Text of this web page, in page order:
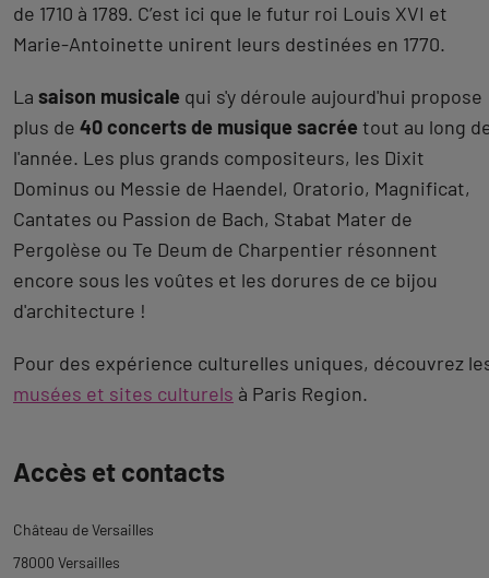
de 1710 à 1789. C’est ici que le futur roi Louis XVI et
Marie-Antoinette unirent leurs destinées en 1770.
La saison musicale qui s'y déroule aujourd'hui propose
plus de 40 concerts de musique sacrée tout au long
l'année. Les plus grands compositeurs, les Dixit
Dominus ou Messie de Haendel, Oratorio, Magnificat,
Cantates ou Passion de Bach, Stabat Mater de
Pergolèse ou Te Deum de Charpentier résonnent
encore sous les voûtes et les dorures de ce bijou
d'architecture !
Pour des expérience culturelles uniques, découvrez
musées et sites culturels à Paris Region.
àAccès et contacts
Château de Versailles
78000 Versailles